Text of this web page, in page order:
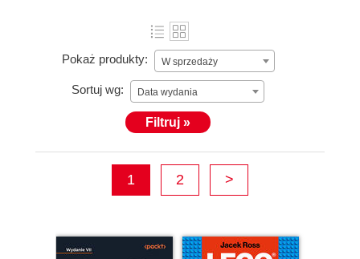
oraz naszym książkom i kursom możesz tak łatwo
jak nigdy dotąd stać się twórcą gier
komputerowych.
Pokaż produkty: W sprzedaży
Sortuj wg: Data wydania
Filtruj »
1 2 >